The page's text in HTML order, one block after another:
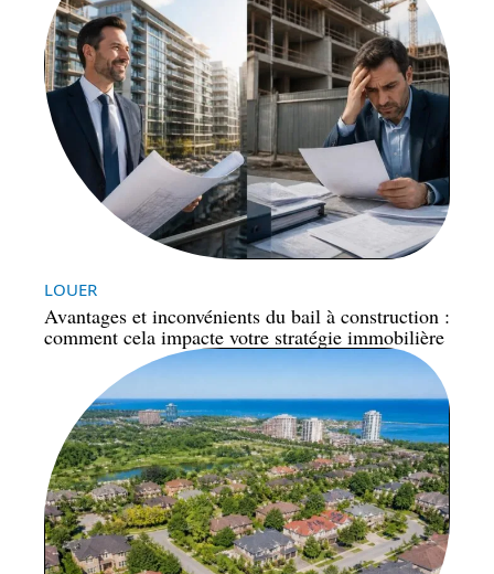
LOUER
Avantages et inconvénients du bail à construction :
comment cela impacte votre stratégie immobilière